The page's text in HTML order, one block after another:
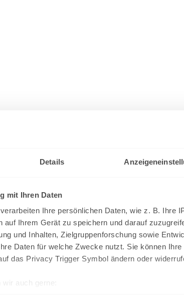
Details
mit Ihren Daten
verarbeiten Ihre persönlichen Daten, wie z. B. Ihre
auf Ihrem Gerät zu speichern und darauf
und Inhalten, Zielgruppenforschung sowie
Daten für welche Zwecke nutzt. Sie können
das Privacy Trigger Symbol ändern oder
auch gerne: